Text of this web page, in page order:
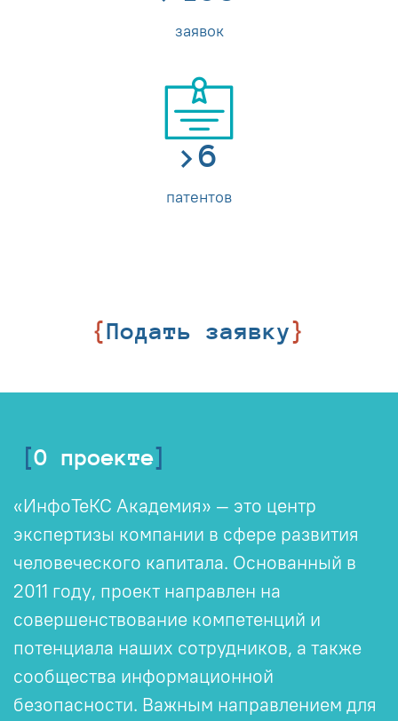
заявок
7
патентов
Подать заявку
О проекте
«ИнфоТеКС Академия» — это центр
экспертизы компании в сфере развития
человеческого капитала. Основанный в
2011 году, проект направлен на
совершенствование компетенций и
потенциала наших сотрудников, а также
сообщества информационной
безопасности. Важным направлением для